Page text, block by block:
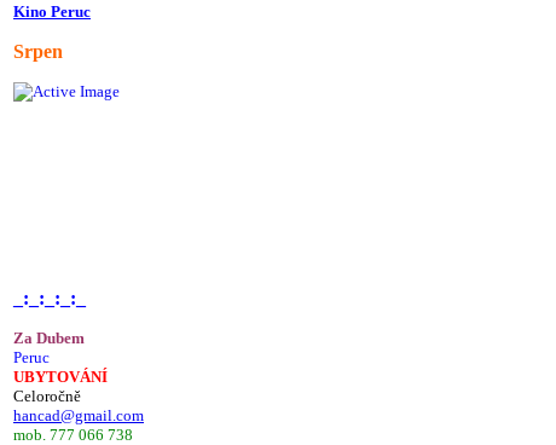
Kino Peruc
Srpen
_:_:_:_:_
Za Dubem
Peruc
UBYTOVÁNÍ
Celoročně
hancad@gmail.com
mob. 777 066 738